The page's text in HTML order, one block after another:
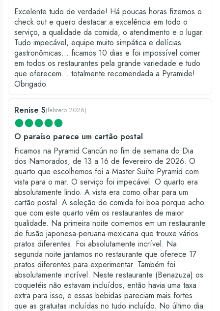
Excelente tudo de verdade! Há poucas horas fizemos o
check out e quero destacar a excelência em todo o
serviço, a qualidade da comida, o atendimento e o lugar.
Tudo impecável, equipe muito simpática e delícias
gastronômicas... ficamos 10 dias e foi impossível comer
em todos os restaurantes pela grande variedade e tudo
que oferecem... totalmente recomendada a Pyramide!
Obrigado.
Renise S(febrero 2026)
O paraíso parece um cartão postal
Ficamos na Pyramid Cancún no fim de semana do Dia
dos Namorados, de 13 a 16 de fevereiro de 2026. O
quarto que escolhemos foi a Master Suíte Pyramid com
vista para o mar. O serviço foi impecável. O quarto era
absolutamente lindo. A vista era como olhar para um
cartão postal. A seleção de comida foi boa porque acho
que com este quarto vêm os restaurantes de maior
qualidade. Na primeira noite comemos em um restaurante
de fusão japonesa-peruana-mexicana que trouxe vários
pratos diferentes. Foi absolutamente incrível. Na
segunda noite jantamos no restaurante que oferece 17
pratos diferentes para experimentar. Também foi
absolutamente incrível. Neste restaurante (Benazuza) os
coquetéis não estavam incluídos, então havia uma taxa
extra para isso, e essas bebidas pareciam mais fortes
que as gratuitas incluídas no tudo incluído. No último dia